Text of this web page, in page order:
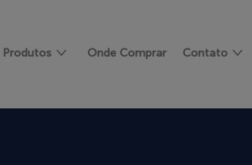
Produtos Onde Comprar Contato